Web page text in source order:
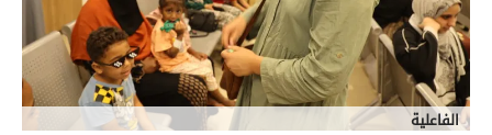
الفاعلية